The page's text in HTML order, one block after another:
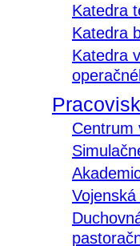
Katedra
Katedra
Katedra
Centrum